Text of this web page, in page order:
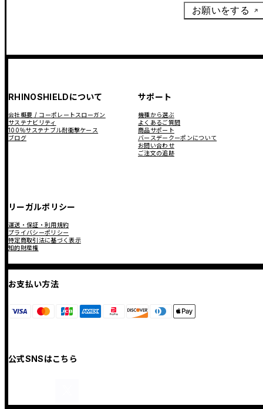
お願いをする
RHINOSHIELDについて
会社概要 / コーポレートスローガン
サステナビリティ
100％サステナブル耐衝撃ケース
ブログ
サポート
機種から選ぶ
よくあるご質問
商品サポート
バースデークーポンについて
お問い合わせ
ご注文の追跡
リーガルポリシー
運送・保証・利用規約
プライバシーポリシー
特定商取引法に基づく表示
知的財産権
お支払い方法
公式SNSはこちら